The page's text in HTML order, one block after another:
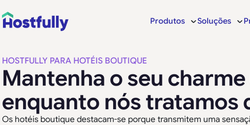
Produtos Soluções
HOSTFULLY PARA HOTÉIS BOUTIQUE
Mantenha o seu
enquanto nós tratamos
Os hotéis boutique destacam-se porque transmitem uma